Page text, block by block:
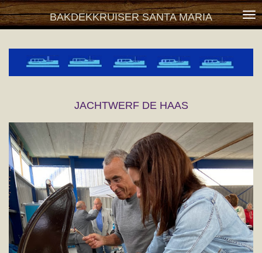
Ga
direct
naar
BAKDEKKRUISER SANTA MARIA
JACHTWERF DE HAAS